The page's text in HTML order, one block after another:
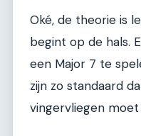
Oké, de theorie is
begint op de hals.
een Major 7 te
zijn zo standaard
vingervliegen